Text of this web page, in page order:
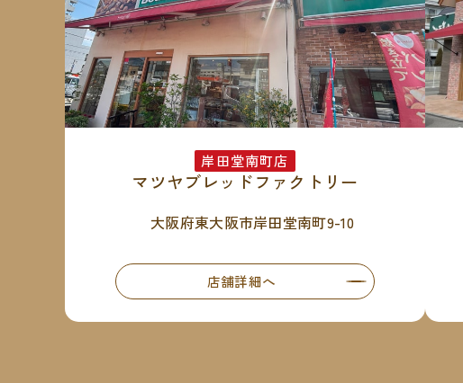
岸田堂南町店
マツヤブレッドファクトリー
大阪府東大阪市岸田堂南町9-10
店舗詳細へ